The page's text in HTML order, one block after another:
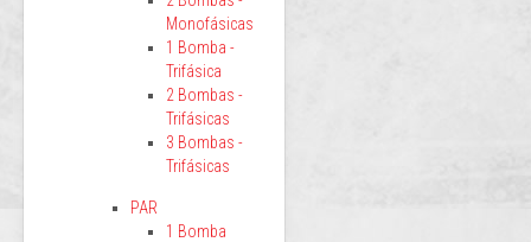
Monofásicas
1 Bomba -
Trifásica
2 Bombas -
Trifásicas
3 Bombas -
Trifásicas
PAR
1 Bomba